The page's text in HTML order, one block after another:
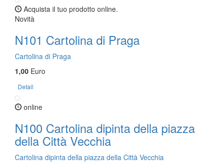
Acquista il tuo prodotto online.
Novità
N101 Cartolina di Praga
Cartolina di Praga
1,00 Euro
Detail
online
N100 Cartolina dipinta della piazza
della Città Vecchia
Cartolina dipinta della piazza della Città Vecchia